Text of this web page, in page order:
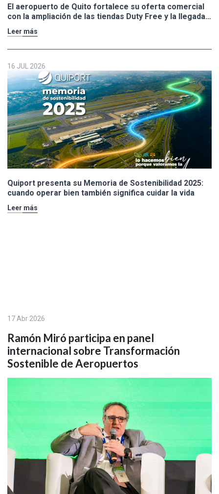
El aeropuerto de Quito fortalece su oferta comercial
con la ampliación de las tiendas Duty Free y la llegada
Leer más
16 JUL 2026
Quiport presenta su Memoria de Sostenibilidad 2025:
cuando operar bien también significa cuidar la vida
Leer más
17 Abr 2026
Ramón Miró participa en panel
internacional sobre Transformación
Sostenible de Aeropuertos